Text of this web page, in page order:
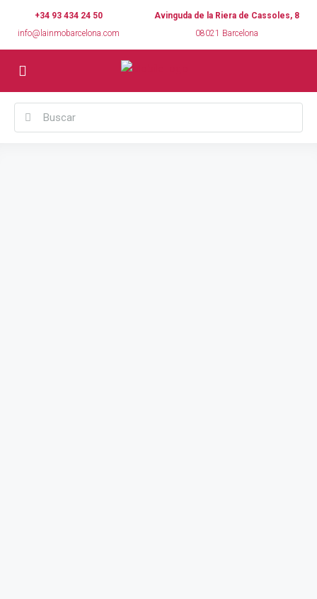
+34 93 434 24 50
info@lainmobarcelona.com
Avinguda de la Riera de Cassoles, 8
08021 Barcelona